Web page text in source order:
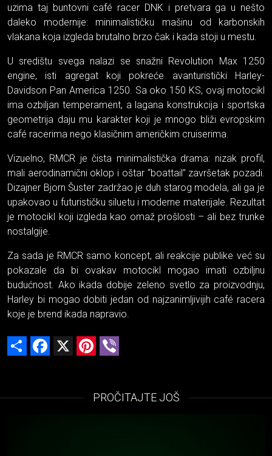
uzima taj buntovni café racer DNK i pretvara ga u nešto
daleko modernije: minimalističku mašinu od karbonskih
vlakana koja izgleda brutalno brzo čak i kada stoji u mestu.
U središtu svega nalazi se snažni Revolution Max 1250
engine, isti agregat koji pokreće avanturistički Harley-
Davidson Pan America 1250. Sa oko 150 KS, ovaj motocikl
ima ozbiljan temperament, a lagana konstrukcija i sportska
geometrija daju mu karakter koji je mnogo bliži evropskim
café racerima nego klasičnim američkim cruiserima.
Vizuelno, RMCR je čista minimalistička drama: nizak profil,
mali aerodinamični oklop i oštar “boattail” završetak pozadi.
Dizajner Bjorn Šuster zadržao je duh starog modela, ali ga je
upakovao u futurističku siluetu i moderne materijale. Rezultat
je motocikl koji izgleda kao omaž prošlosti – ali bez trunke
nostalgije.
Za sada je RMCR samo koncept, ali reakcije publike već su
pokazale da bi ovakav motocikl mogao imati ozbiljnu
budućnost. Ako ikada dobije zeleno svetlo za proizvodnju,
Harley bi mogao dobiti jedan od najzanimljivijih café racera
koje je brend ikada napravio.
Share Facebook Pinterest
PROČITAJTE JOŠ